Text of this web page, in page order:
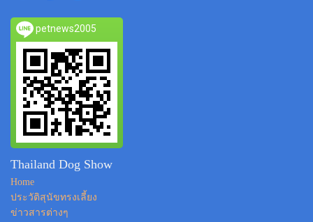
petnews2005
Thailand Dog Show
Home
ประวัติสุนัขทรงเลี้ยง
ข่าวสารต่างๆ